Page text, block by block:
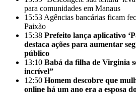
para comunidades em Manaus
15:53 Agências bancárias ficam
Paixão
15:38 Prefeito lança aplicativo
destaca ações para aumentar
público
13:10 Babá da filha de Virginia
incrível”
12:50 Homem descobre que
online há um ano era a esposa